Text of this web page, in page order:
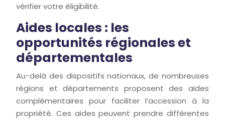
vérifier votre éligibilité.
Aides locales : les
opportunités régionales et
départementales
Au-delà des dispositifs nationaux, de nombreuses
régions et départements proposent des aides
complémentaires pour faciliter l’accession à la
propriété. Ces aides peuvent prendre différentes